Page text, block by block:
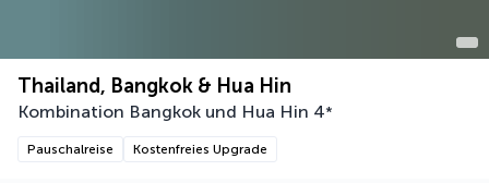
Thailand, Bangkok & Hua Hin
Kombination Bangkok und Hua Hin 4*
Pauschalreise Kostenfreies Upgrade